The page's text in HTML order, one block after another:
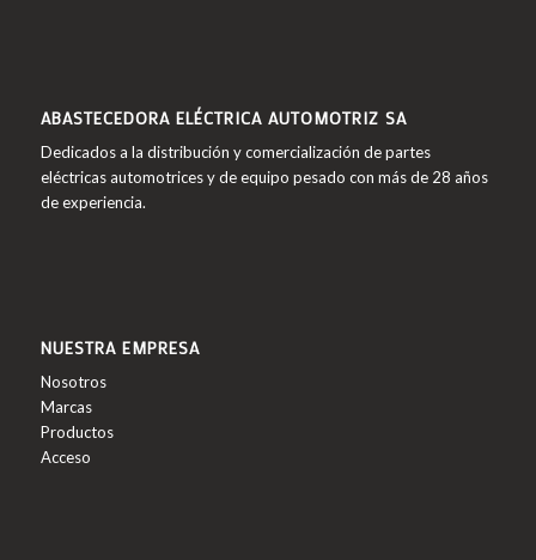
ABASTECEDORA ELÉCTRICA AUTOMOTRIZ SA
Dedicados a la distribución y comercialización de partes
eléctricas automotrices y de equipo pesado con más de 28 años
de experiencia.
NUESTRA EMPRESA
Nosotros
Marcas
Productos
Acceso